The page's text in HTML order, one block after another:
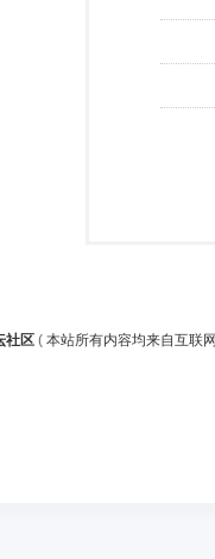
社区 ( 本站所有内容均来自互联